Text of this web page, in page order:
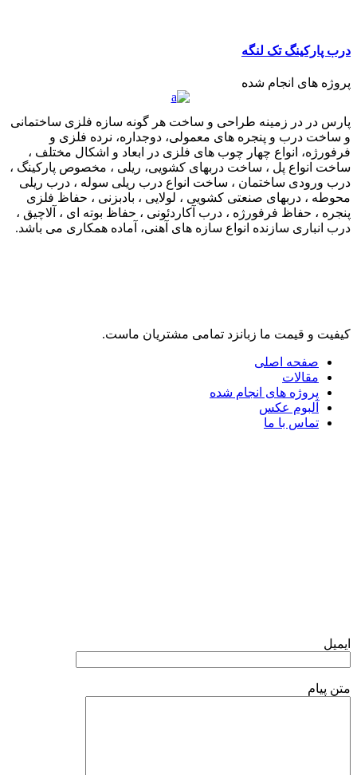
درب پارکینگ تک لنگه
پروژه های انجام شده
پارس در در زمینه طراحی و ساخت هر گونه سازه فلزی ساختمانی
و ساخت درب و پنجره های معمولی، دوجداره، نرده فلزی و
فرفورژه، انواع چهار چوب های فلزی در ابعاد و اشکال مختلف ،
ساخت انواع پل ، ساخت دربهای کشویی، ریلی ، مخصوص پارکینگ ،
درب ورودی ساختمان ، ساخت انواع درب ریلی سوله ، درب ریلی
محوطه ، دربهای صنعتی کشویی ، لولایی ، بادبزنی ، حفاظ فلزی
پنجره ، حفاظ فرفورژه ، درب آکاردئونی ، حفاظ بوته ای ، آلاچیق ،
درب انباری سازنده انواع سازه های آهنی، آماده همکاری می باشد.
کیفیت و قیمت ما زبانزد تمامی مشتریان ماست.
صفحه اصلی
مقالات
پروژه های انجام شده
آلبوم عکس
تماس با ما
ایمیل
متن پیام